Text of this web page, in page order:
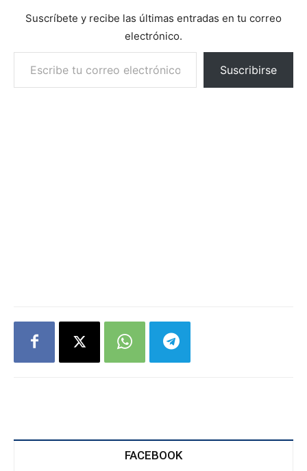
Suscríbete y recibe las últimas entradas en tu correo
electrónico.
Escribe tu correo electrónico…
Suscribirse
FACEBOOK